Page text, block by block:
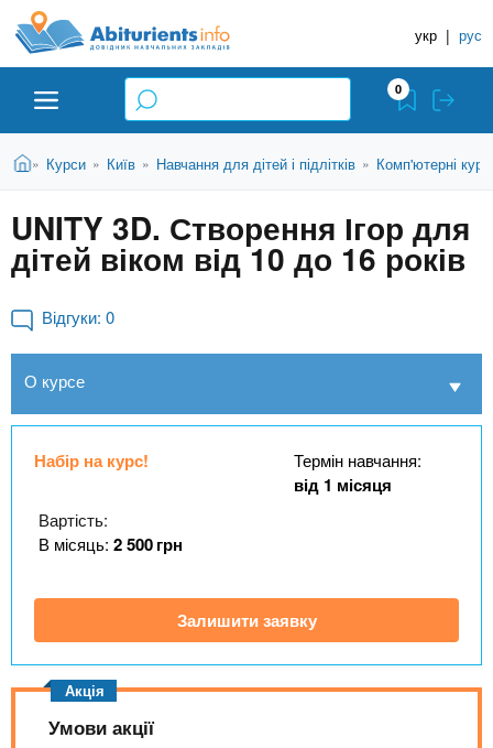
A
b
i
t
u
r
i
e
n
s
.
о
в
д
н
к
Н
в
ч
л
л
а
укр | рус
Абітурієнту
ЗВО (ВНЗ)
Приватні школи
За кордоном
0
В
т
у
т
Головна
» Курси » Київ » Навчання для дітей і підлітків » Комп'ютерні
UNITY 3D. Створення Ігор для
дітей віком від 10 до 16 років
Відгуки: 0
О курсе
Набір на курс! Термін навчання:
від 1 місяця
Вартість:
В місяць: 2 500грн
Залишити заявку
Умови акції